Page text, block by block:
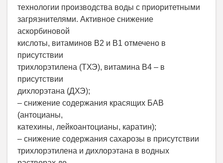
технологии производства воды с приоритетными
загрязнителями. Активное снижение
аскорбиновой
кислоты, витаминов В2 и В1 отмечено в
присутствии
трихлорэтилена (ТХЭ), витамина В4 – в
присутствии
дихлорэтана (ДХЭ);
– снижение содержания красящих БАВ
(антоцианы,
катехины, лейкоантоцианы, каратин);
– снижение содержания сахарозы в присутствии
трихлорэтилена и дихлорэтана в водных